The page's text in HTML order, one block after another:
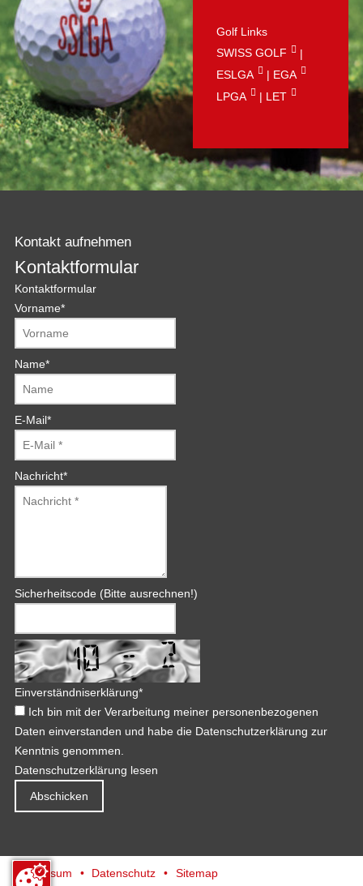
Golf Links
SWISS GOLF
|
ESLGA
| EGA
LPGA
| LET
Kontakt aufnehmen
Kontaktformular
Kontaktformular
Vorname*
Name*
E-Mail*
Nachricht*
Sicherheitscode (Bitte ausrechnen!)
Einverständniserklärung*
Ich bin mit der Verarbeitung meiner personenbezogenen
Daten einverstanden und habe die Datenschutzerklärung zur
Kenntnis genommen.
Datenschutzerklärung lesen
Impressum Datenschutz Sitemap